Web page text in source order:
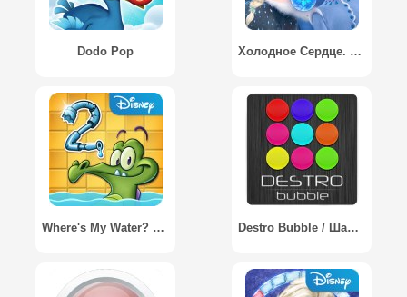
Dodo Pop Холодное Сердце. Звездопад / Frozen Free Fall
Where's My Water? 2 / Крокодильчик Свомпи 2 Destro Bubble / Шарики Разрушитель